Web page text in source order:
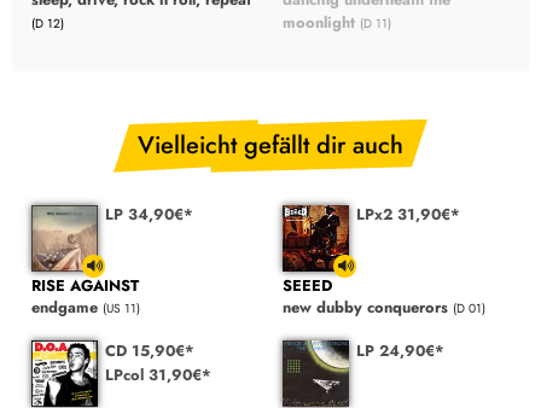
(D 12)
moonlight (D 11)
Vielleicht gefällt dir auch
LP 34,90€*
RISE AGAINST
endgame (US 11)
LPx2 31,90€*
SEEED
new dubby conquerors (D 01)
CD 15,90€*
LPcol 31,90€*
LP 24,90€*